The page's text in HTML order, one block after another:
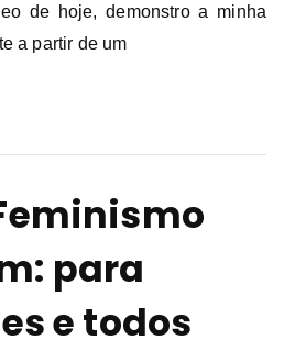
de hoje, demonstro a minha
a partir de um
para
e todos